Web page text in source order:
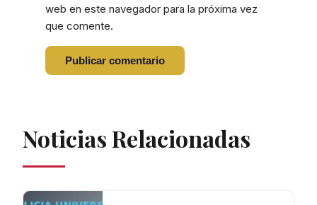
web en este navegador para la próxima vez
que comente.
Noticias Relacionadas